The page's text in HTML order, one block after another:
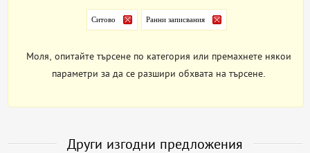
Ситово Ранни записвания
Моля, опитайте търсене по категория или премахнете някои
параметри за да се разшири обхвата на търсене.
Други изгодни предложения